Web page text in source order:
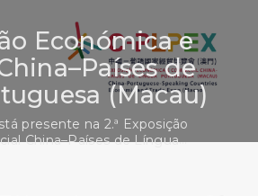
Económica e
de
(Macau)
na 2.ª Exposição
China–Países de Língua